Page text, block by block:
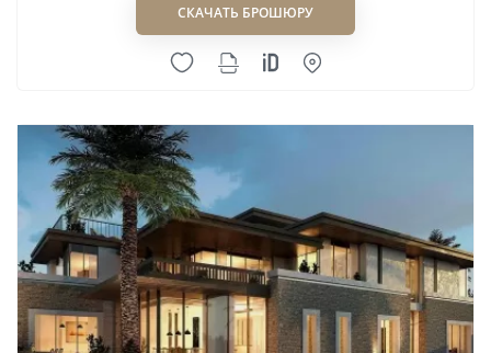
Imkan: 26 проектов на трёх
континентах
Imkan базируется в Абу-Даби и является дочерней
структурой Abu Dhabi Capital Group. По данным
компании, её портфель включает 26 проектов на
трёх континентах. В каталоге Flatmarket наиболее
заметны два направления: Pixel на Al Reem Island
и AlJurf — прибрежное сообщество с виллами и
резиденциями.
СКАЧАТЬ БРОШЮРУ